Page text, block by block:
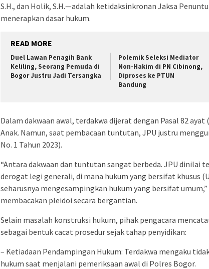
S.H., dan Holik, S.H.—adalah ketidaksinkronan Jaksa
menerapkan dasar hukum.
READ MORE
Duel Lawan Penagih Bank
Keliling, Seorang Pemuda di
Bogor Justru Jadi Tersangka
Polemik Seleksi Mediator
Non-Hakim di PN Cibinong,
Diproses ke PTUN
Bandung
​Dalam dakwaan awal, terdakwa dijerat dengan Pasal 82 ayat
Anak. Namun, saat pembacaan tuntutan, JPU justru
No. 1 Tahun 2023).
“​Antara dakwaan dan tuntutan sangat berbeda. JPU dinilai
derogat legi generali, di mana hukum yang bersifat khusus
seharusnya mengesampingkan hukum yang bersifat
membacakan pleidoi secara bergantian.
​Selain masalah konstruksi hukum, pihak pengacara
sebagai bentuk cacat prosedur sejak tahap penyidikan:
– ​Ketiadaan Pendampingan Hukum: Terdakwa mengaku
hukum saat menjalani pemeriksaan awal di Polres Bogor.